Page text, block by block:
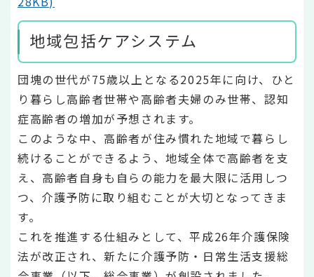
地域包括ケアシステム
団塊の世代が75歳以上となる2025年に向け、ひと
り暮らし高齢者世帯や高齢者夫婦のみ世帯、認知
症高齢者の増加が予想されます。
このような中、高齢者が住み慣れた地域で暮らし
続けることができるよう、地域全体で高齢者を支
え、高齢者自身も自らの能力を最大限に活用しつ
つ、介護予防に取り組むことが大切となってきま
す。
これを推進する仕組みとして、平成26年介護保険
法が改正され、新たに介護予防・日常生活支援総